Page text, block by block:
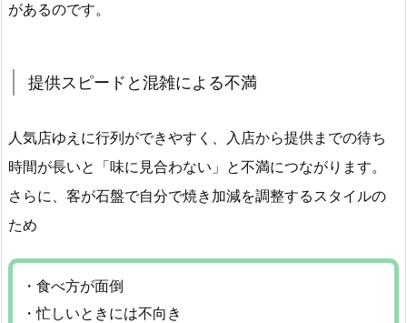
があるのです。
提供スピードと混雑による不満
人気店ゆえに行列ができやすく、入店から提供までの待ち
時間が長いと「味に見合わない」と不満につながります。
さらに、客が石盤で自分で焼き加減を調整するスタイルの
ため
・食べ方が面倒
・忙しいときには不向き